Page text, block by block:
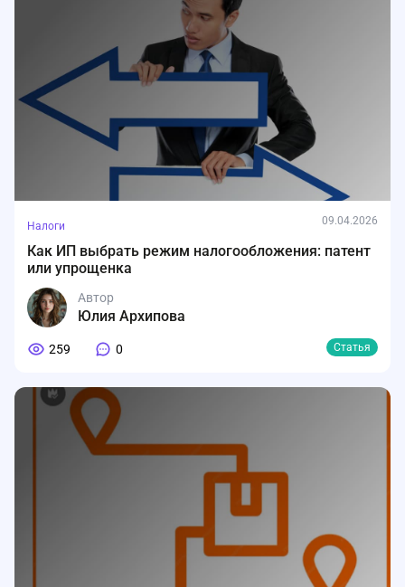
Налоги 09.04.2026
Как ИП выбрать режим налогообложения: патент
или упрощенка
Автор
Юлия Архипова
259 0 Статья